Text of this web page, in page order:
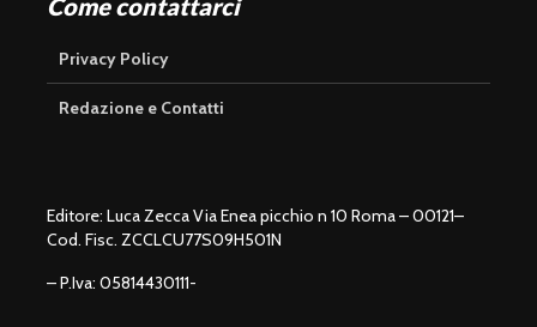
Come contattarci
Privacy Policy
Redazione e Contatti
Editore: Luca Zecca Via Enea picchio n 10 Roma – 00121–
Cod. Fisc. ZCCLCU77S09H501N
– P.Iva: 05814430111-